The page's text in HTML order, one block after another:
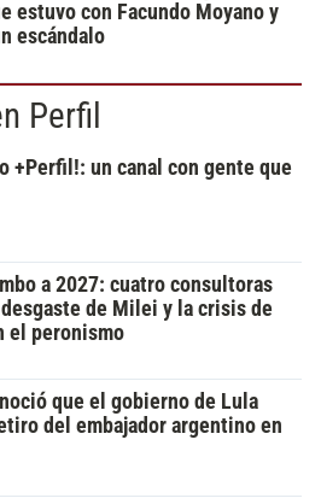
estuvo con Facundo Moyano y
escándalo
Perfil
+Perfil!: un canal con gente que
a 2027: cuatro consultoras
de Milei y la crisis de
el peronismo
que el gobierno de Lula
del embajador argentino en